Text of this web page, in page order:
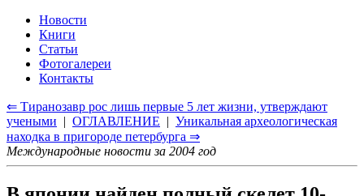
Новости
Книги
Статьи
Фотогалереи
Контакты
⇐ Тиранозавр рос лишь первые 5 лет жизни, утверждают
учеными | ОГЛАВЛЕНИЕ | Уникальная археологическая
находка в пригороде петербурга ⇒
Международные новости за 2004 год